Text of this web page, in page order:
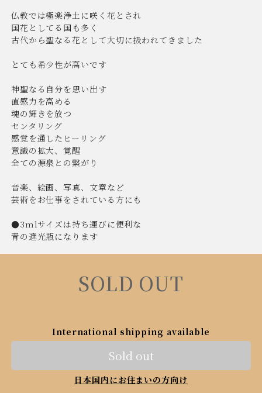
仏教では極楽浄土に咲く花とされ
国花としてる国も多く
古代から聖なる花として大切に扱われてきました
とても希少性が高いです
神聖なる自分を思い出す
直感力を高める
魂の輝きを放つ
センタリング
感覚を通したヒーリング
意識の拡大、覚醒
全ての源泉との繋がり
音楽、絵画、写真、文章など
芸術をお仕事をされている方にも
●3mlサイズは持ち運びに便利な
青の遮光瓶になります
SOLD OUT
International shipping available
Sold out
日本国内にお住まいの方向け